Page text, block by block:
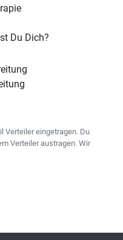
Du Dich?
Verteiler eingetragen. Du
Verteiler austragen. Wir